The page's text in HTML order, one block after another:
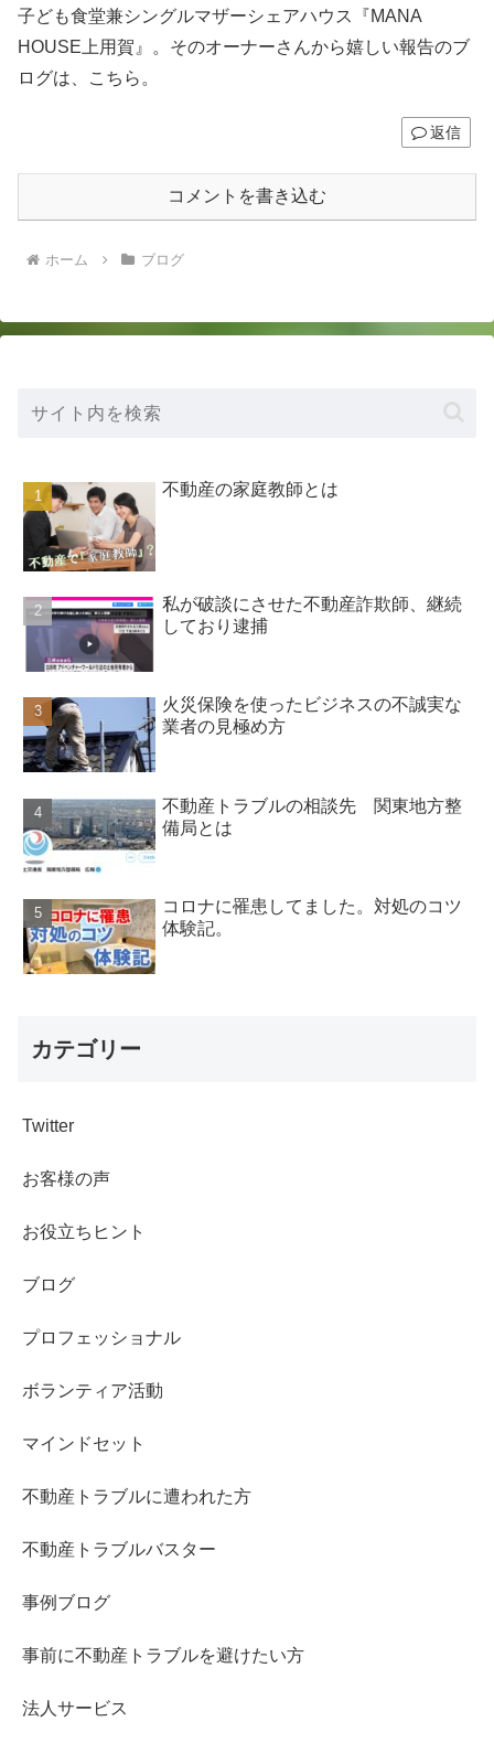
子ども食堂兼シングルマザーシェアハウス『MANA
HOUSE上用賀』。そのオーナーさんから嬉しい報告のブ
ログは、こちら。
返信
コメントを書き込む
ホーム ブログ
不動産の家庭教師とは
私が破談にさせた不動産詐欺師、継続
しており逮捕
火災保険を使ったビジネスの不誠実な
業者の見極め方
不動産トラブルの相談先 関東地方整
備局とは
コロナに罹患してました。対処のコツ
体験記。
カテゴリー
Twitter
お客様の声
お役立ちヒント
ブログ
プロフェッショナル
ボランティア活動
マインドセット
不動産トラブルに遭われた方
不動産トラブルバスター
事例ブログ
事前に不動産トラブルを避けたい方
法人サービス